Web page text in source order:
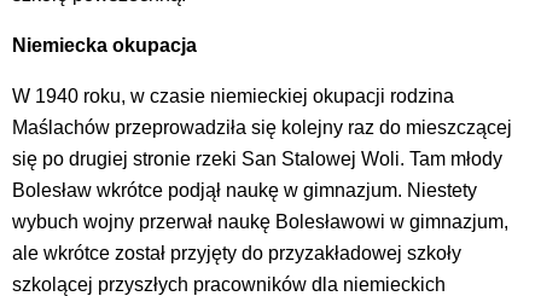
Niemiecka okupacja
W 1940 roku, w czasie niemieckiej okupacji rodzina
Maślachów przeprowadziła się kolejny raz do mieszczącej
się po drugiej stronie rzeki San Stalowej Woli. Tam młody
Bolesław wkrótce podjął naukę w gimnazjum. Niestety
wybuch wojny przerwał naukę Bolesławowi w gimnazjum,
ale wkrótce został przyjęty do przyzakładowej szkoły
szkolącej przyszłych pracowników dla niemieckich